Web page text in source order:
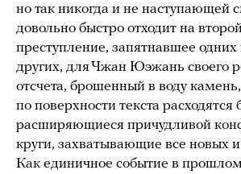
но так никогда и не наступающей
довольно быстро отходит на
преступление, запятнавшее
других, для Чжан Юэжань своего
отсчета, брошенный в воду камень,
по поверхности текста расходятся
расширяющиеся причудливой
круги, захватывающие все новых
Как единичное событие в